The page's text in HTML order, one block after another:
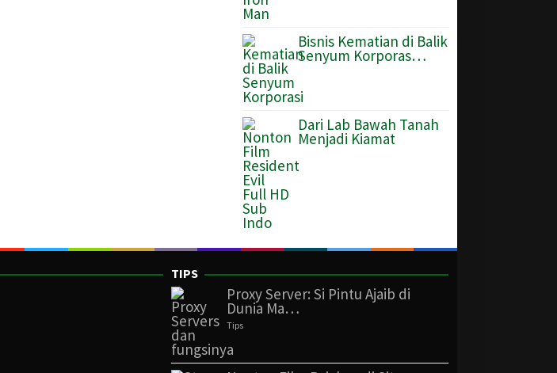
Bisnis Kematian di Balik
Senyum Korporas…
Dari Lab Bawah Tanah
Menjadi Kiamat
TIPS
Proxy Server: Si Pintu Ajaib di
Dunia Ma…
Tips